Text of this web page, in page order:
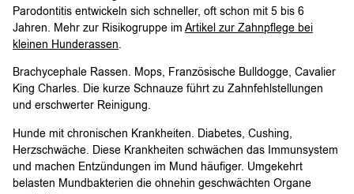
Parodontitis entwickeln sich schneller, oft schon mit 5 bis 6
Jahren. Mehr zur Risikogruppe im Artikel zur Zahnpflege bei
kleinen Hunderassen.
Brachycephale Rassen. Mops, Französische Bulldogge, Cavalier
King Charles. Die kurze Schnauze führt zu Zahnfehlstellungen
und erschwerter Reinigung.
Hunde mit chronischen Krankheiten. Diabetes, Cushing,
Herzschwäche. Diese Krankheiten schwächen das Immunsystem
und machen Entzündungen im Mund häufiger. Umgekehrt
belasten Mundbakterien die ohnehin geschwächten Organe